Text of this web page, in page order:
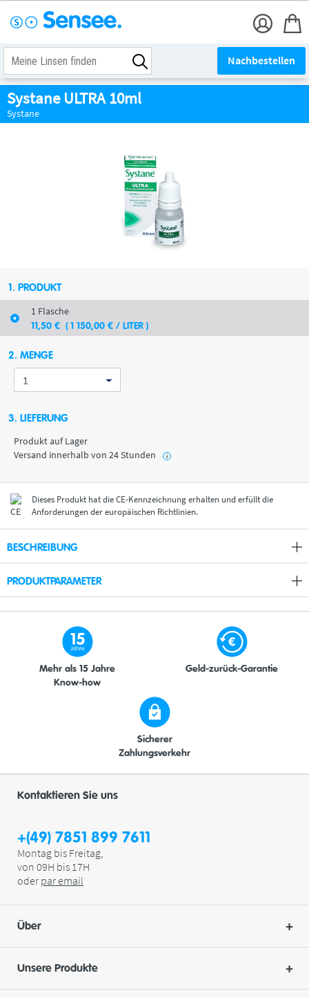
Nachbestellen
Systane ULTRA 10ml
Systane
BESCHREIBUNG
PRODUKTPARAMETER
1. PRODUKT
1 Flasche
11,50 € ( 1 150,00 € / LITER )
2. MENGE
3. LIEFERUNG
Produkt auf Lager
Versand innerhalb von 24 Stunden
i
Dieses Produkt hat die CE-Kennzeichnung erhalten und erfüllt die
Anforderungen der europäischen Richtlinien.
Mehr als 15 Jahre
Know-how
Sicherer
Zahlungsverkehr
Geld-zurück-Garantie
Kontaktieren Sie uns
+(49) 7851 899 7611
Montag bis Freitag,
von 09H bis 17H
oder paremail
Über
Unsere Produkte